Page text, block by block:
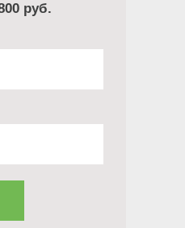
на прием
руб.